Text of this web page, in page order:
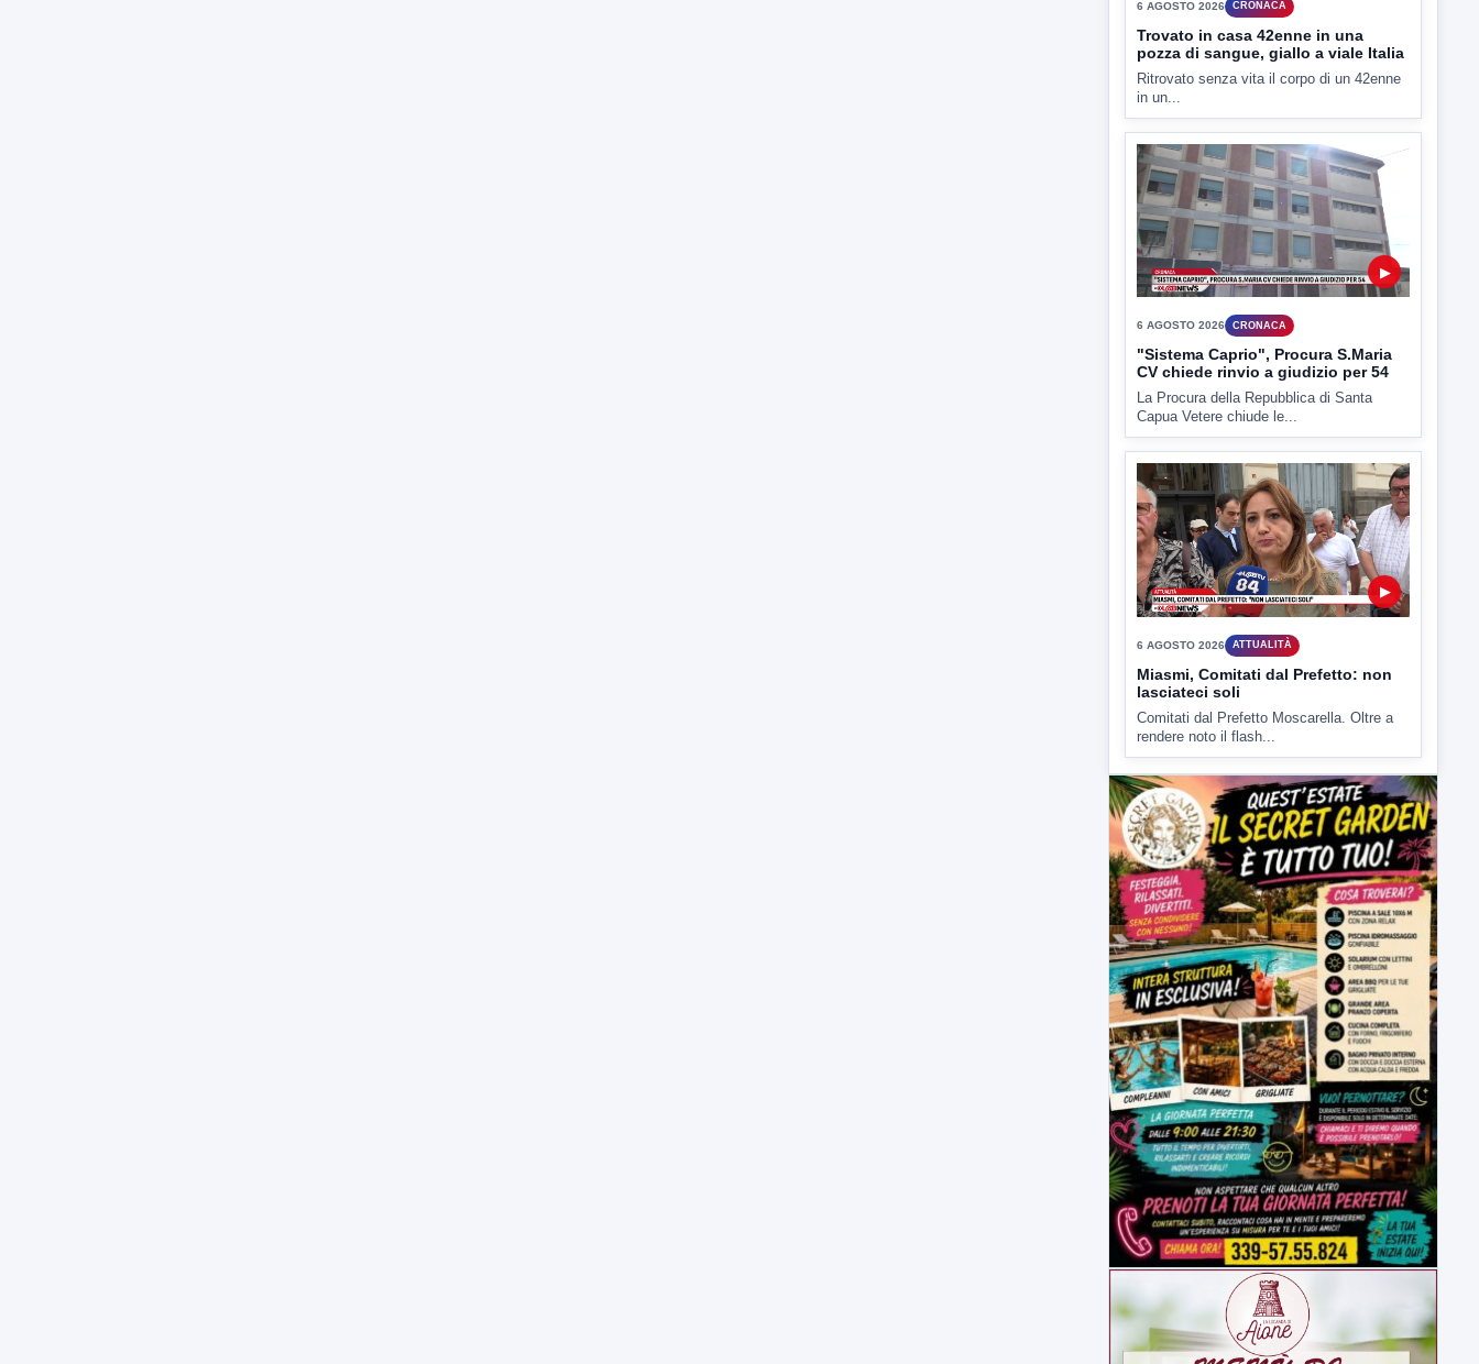
7 AGOSTO 2026 LABNEWS
LabNews del 6 agosto 2026
In studio Enzo colarusso
▶
CRONACA
Trovato in casa 42enne in una
pozza di sangue, giallo a viale Italia
Ritrovato senza vita il corpo di un 42enne
in un...
▶
"Sistema Caprio", Procura S.Maria
CV chiede rinvio a giudizio per 54
La Procura della Repubblica di Santa
Capua Vetere chiude le...
▶
6 AGOSTO 2026 ATTUALITÀ
Miasmi, Comitati dal Prefetto: non
lasciateci soli
Comitati dal Prefetto Moscarella. Oltre a
rendere noto il flash...